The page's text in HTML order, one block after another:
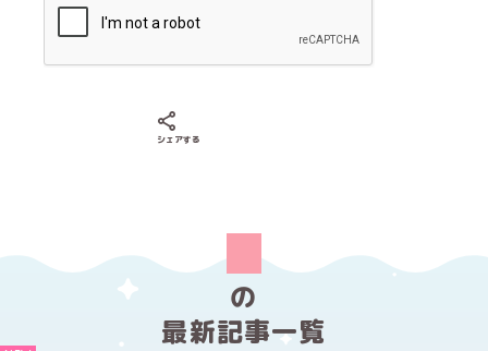
シェアする
の
最新記事一覧